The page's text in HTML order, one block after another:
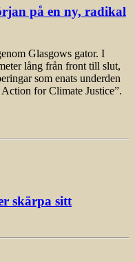
på en ny, radikal
Glasgows gator. I
lång från front till slut,
som enats underden
for Climate Justice”.
skärpa sitt